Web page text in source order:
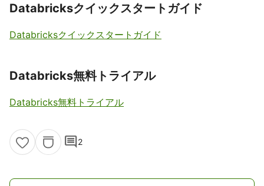
Databricksクイックスタートガイド
Databricksクイックスタートガイド
Databricks無料トライアル
Databricks無料トライアル
comment2